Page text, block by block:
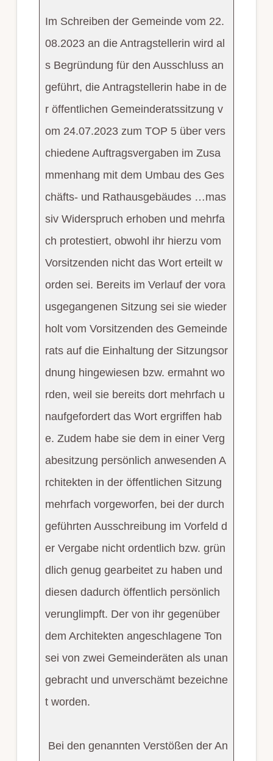
Im Schreiben der Gemeinde vom 22.
08.2023 an die Antragstellerin wird al
s Begründung für den Ausschluss an
geführt, die Antragstellerin habe in de
r öffentlichen Gemeinderatssitzung v
om 24.07.2023 zum TOP 5 über vers
chiedene Auftragsvergaben im Zusa
mmenhang mit dem Umbau des Ges
chäfts- und Rathausgebäudes …mas
siv Widerspruch erhoben und mehrfa
ch protestiert, obwohl ihr hierzu vom
Vorsitzenden nicht das Wort erteilt w
orden sei. Bereits im Verlauf der vora
usgegangenen Sitzung sei sie wieder
holt vom Vorsitzenden des Gemeinde
rats auf die Einhaltung der Sitzungsor
dnung hingewiesen bzw. ermahnt wo
rden, weil sie bereits dort mehrfach u
naufgefordert das Wort ergriffen hab
e. Zudem habe sie dem in einer Verg
abesitzung persönlich anwesenden A
rchitekten in der öffentlichen Sitzung
mehrfach vorgeworfen, bei der durch
geführten Ausschreibung im Vorfeld d
er Vergabe nicht ordentlich bzw. grün
dlich genug gearbeitet zu haben und
diesen dadurch öffentlich persönlich
verunglimpft. Der von ihr gegenüber
dem Architekten angeschlagene Ton
sei von zwei Gemeinderäten als unan
gebracht und unverschämt bezeichne
t worden.
Bei den genannten Verstößen der An